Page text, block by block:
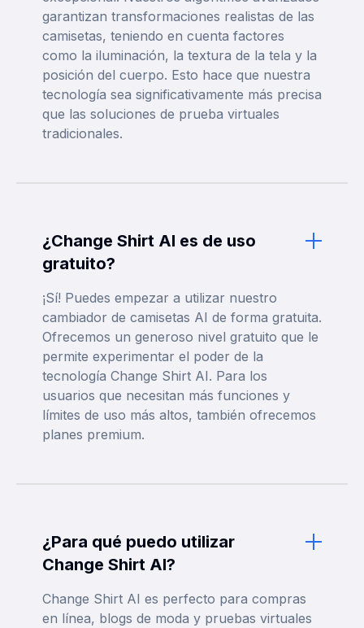
garantizan transformaciones realistas de las
camisetas, teniendo en cuenta factores
como la iluminación, la textura de la tela y la
posición del cuerpo. Esto hace que nuestra
tecnología sea significativamente más precisa
que las soluciones de prueba virtuales
tradicionales.
¿Change Shirt AI es de uso
gratuito?
¡Sí! Puedes empezar a utilizar nuestro
cambiador de camisetas AI de forma gratuita.
Ofrecemos un generoso nivel gratuito que le
permite experimentar el poder de la
tecnología Change Shirt AI. Para los
usuarios que necesitan más funciones y
límites de uso más altos, también ofrecemos
planes premium.
¿Para qué puedo utilizar
Change Shirt AI?
Change Shirt AI es perfecto para compras
en línea, blogs de moda y pruebas virtuales